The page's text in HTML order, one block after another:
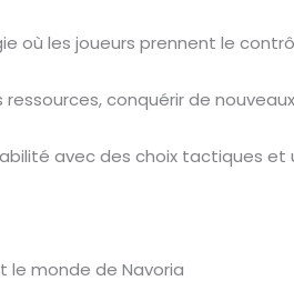
où les joueurs prennent le
conquérir de
avec des choix tactiques
le monde de Navoria